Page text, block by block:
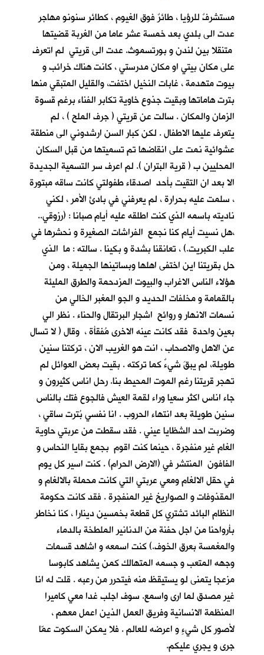
مستشرفٌ للرؤيا ، طائرٌ فوق الغيوم ، كطائر سنونو مهاجر
عدت الى بلدي بعد خمسة عشر عاما من الغربة قضيتها
متنقلا بين لندن و بورتسموث. عدت الى قريتي لم اتعرف
على مكان بيتي او مكان مدرستي ، كانت هناك خرائب و
بيوت متهدمة ، غابات النخيل اختفت، والقليل المتبقي منها
بترت هاماتها وبقيت جذوع خاوية تكابر الفناء برغم قسوة
الزمان والمكان . سالت عن قريتي ( جرف الملح ) ، لم
يتعرف عليها الاطفال . لكن كبار السن ارشدوني الى منطقة
عشوائية نمت على انقاضها تم تسميتها من قبل السكان
المحليين ب ( قرية البتران ). لم اعرف سر التسمية الجديدة
الا بعد ان التقيت بأحد اصدقاء طفولتي كانت ساقه مبتورة
، سلمت عليه بحرارة ، لم يعرفني في بادئ الأمر ، لكني
ناديته باسمه الذي كنت اطلقه عليه أيام صبانا : (رزوقي..
،هل نسيت أيام كنا نجمع الفراشات الصغيرة و نحشرها في
علب الكبريت.) ، تعانقنا بشدة و بكينا . سالته : ما الذي
حل بقريتنا اين اختفى اهلها وبساتينها الجميلة ، ومن
هؤلاء الناس الاغراب والبيوت المزدحمة والطرق المليئة
بالقمامة و مخلفات الحديد و الجو المغبر الخالي من
نسمات الانهار و روائح اشجار البرتقال والحناء . نظر الي
بعين واحدة فقد كانت عينه الاخرى مُفقأة ، وقال ( لا تسال
عن الاهل والاصحاب ، انت هو الغريب الان ، تركتنا سنين
طويلة، لم يبقَ شيءٌ كما تركته . بقيت بعض العوائل لم
تهجر قريتنا رغم الموت المحيط بنا. رحل اناس كثيرون و
جاء اناس اكثر سعيا وراء لقمة العيش فالجوع فتك بالناس
سنين طويلة بعد انتهاء الحروب . انا نفسي بُترت ساقي ،
وضربت احد الشظايا عيني . فقد سقطت من عربتي حاوية
الغام غير منفجرة ، حينما كنت اقوم بجمع بقايا النحاس و
الفافون المنتشر في (الارض الحرام) . كنت اسير كل يوم
في حقل الالغام ومعي عربتي التي كانت محملة بالالغام و
المقذوفات و الصواريخ غير المنفجرة . فقد كانت حكومة
النظام البائد تشتري كل قطعة بخمسين دينارا ، كنا نخاطر
بأرواحنا من اجل حفنة من الدنانير الملطخة بالدماء
والمغمسة بعرق الخوف.) كنت اسمعه و اشاهد قسمات
وجهه المتعب و جسمه المتهالك كمن يشاهد كابوسا
مزعجا يتمنى لو يستيقظ منه فيتحرر من رعبه . قلت له انا
غير مصدق لما ارى واسمع. سوف اجلب غدا معي كاميرا
المنظمة الانسانية وفريق العمل الذين اعمل معهم ،
لأصور كل شيءٍ و اعرضه للعالم . فلا يمكن السكوت عمّا
جرى و يجري عليكم.